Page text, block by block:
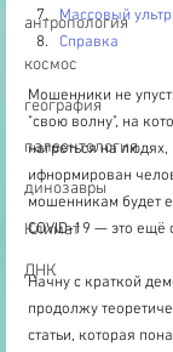
антропология
космос
география
палеонтология
динозавры
Климат
ДНК
Массовый
Справка
Мошенники не
"свою волну", на
нагреться на
ифнормирован
мошенникам будет
COVID-19 — это ещё
Начну с краткой
продолжу
статьи, которая